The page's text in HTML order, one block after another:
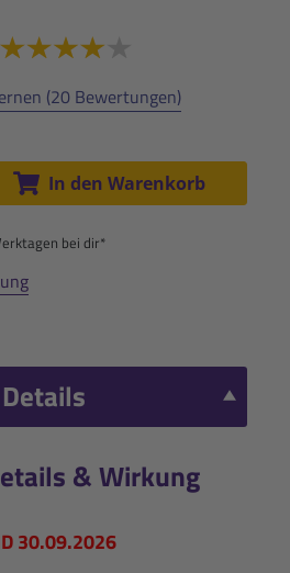
(20 Bewertungen)
um 1 erhöhen
In den Warenkorb
bei dir*
Details
& Wirkung
30.09.2026